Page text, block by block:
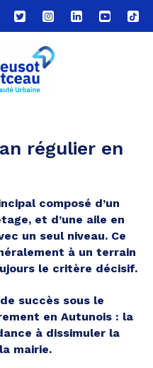
Lien
vers
compte
Twitter
Lien
vers
le
compte
Lien
vers
Lien
vers
Lien
vers
régulier en
composé d’un
et d’une aile en
un seul niveau. Ce
à un terrain
le critère décisif.
succès sous le
en Autunois : la
à dissimuler la
mairie.